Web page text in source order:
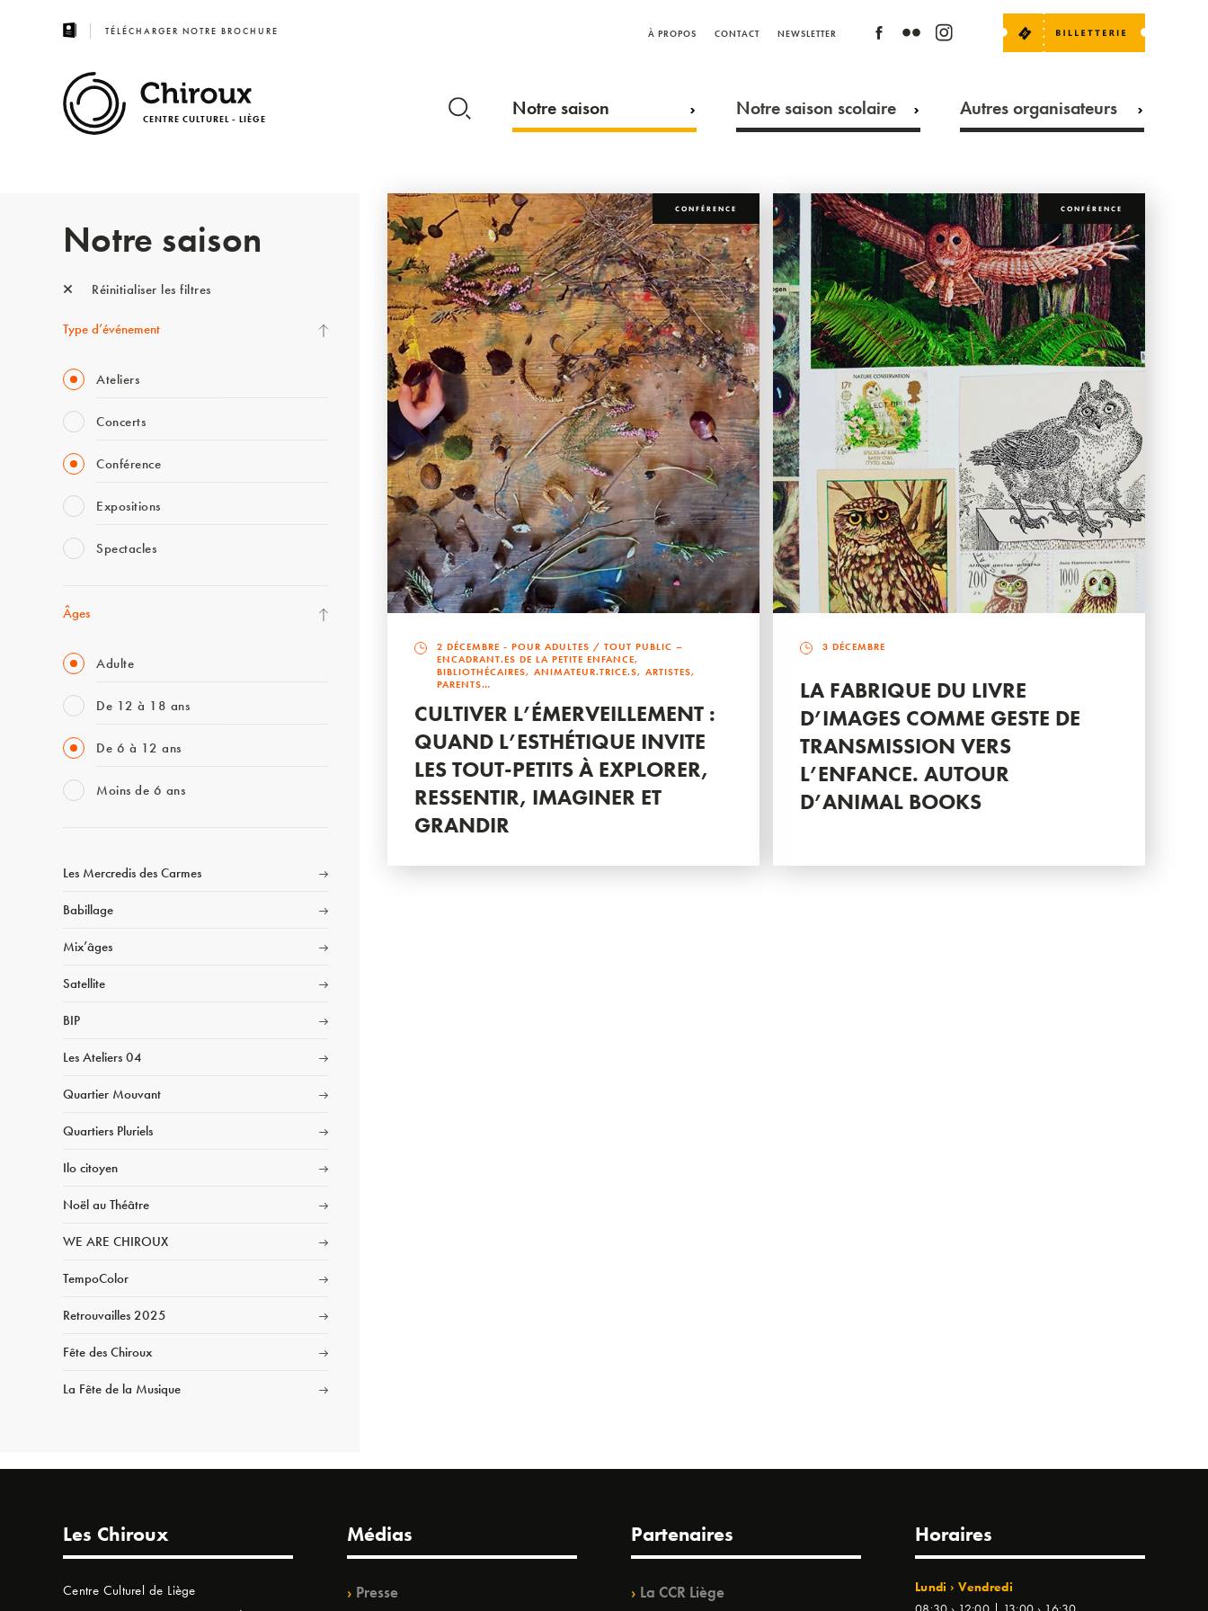
TÉLÉCHARGER NOTRE BROCHURE À PROPOS CONTACT NEWSLETTER
CENTRE CULTUREL - LIÈGE Notre saison Notre saison scolaire Autres organisateurs
Notre saison
Réinitialiser les filtres
Type d’événement
Ateliers
Concerts
Conférence
Expositions
Spectacles
Âges
Adulte
De 12 à 18 ans
De 6 à 12 ans
Moins de 6 ans
Les Mercredis des Carmes
Babillage
Mix’âges
Satellite
BIP
Les Ateliers 04
Quartier Mouvant
Quartiers Pluriels
Ilo citoyen
Noël au Théâtre
WE ARE CHIROUX
TempoColor
Retrouvailles 2025
Fête des Chiroux
La Fête de la Musique
CONFÉRENCE
2 DÉCEMBRE - POUR ADULTES / TOUT PUBLIC –
ENCADRANT.ES DE LA PETITE ENFANCE,
BIBLIOTHÉCAIRES, ANIMATEUR.TRICE.S, ARTISTES,
PARENTS…
CULTIVER L’ÉMERVEILLEMENT :
QUAND L’ESTHÉTIQUE INVITE
LES TOUT-PETITS À EXPLORER,
RESSENTIR, IMAGINER ET
GRANDIR
CONFÉRENCE
3 DÉCEMBRE
LA FABRIQUE DU LIVRE
D’IMAGES COMME GESTE DE
TRANSMISSION VERS
L’ENFANCE. AUTOUR
D’ANIMAL BOOKS
Les Chiroux
Centre Culturel de Liège
Médias
Presse
Partenaires
La CCR Liège
Horaires
Lundi › Vendredi